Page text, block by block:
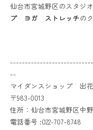
仙台市宮城野区のスタジ
プ ヨガ ストレッチの
--
マイダンスショップ 出
〒983-0013
住所：仙台市宮城野区中
電話番号 :022-707-8748